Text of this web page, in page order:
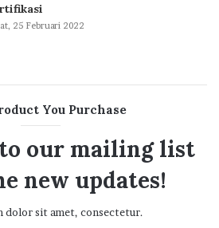
25 Februari 2022
You Purchase
our mailing list
new updates!
dolor sit amet, consectetur.